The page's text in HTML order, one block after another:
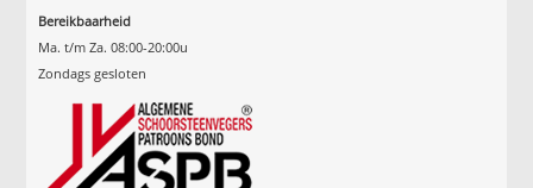
Bereikbaarheid
Ma. t/m Za. 08:00-20:00u
Zondags gesloten